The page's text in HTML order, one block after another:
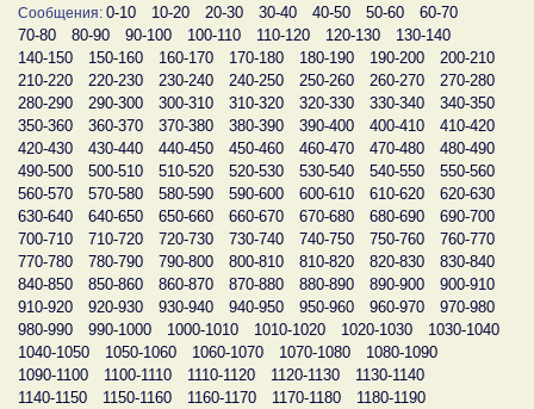
Сообщения: 0-10 10-20 20-30 30-40 40-50 50-60
60-70
70-80
80-90 90-100 100-110 110-120 120-130
130-140
140-150
150-160 160-170 170-180 180-190 190-200
200-210
210-220
220-230 230-240 240-250 250-260 260-270
270-280
280-290
290-300 300-310 310-320 320-330 330-340
340-350
350-360
360-370 370-380 380-390 390-400 400-410
410-420
420-430
430-440 440-450 450-460 460-470 470-480
480-490
490-500
500-510 510-520 520-530 530-540 540-550
550-560
560-570
570-580 580-590 590-600 600-610 610-620
620-630
630-640
640-650 650-660 660-670 670-680 680-690
690-700
700-710
710-720 720-730 730-740 740-750 750-760
760-770
770-780
780-790 790-800 800-810 810-820 820-830
830-840
840-850
850-860 860-870 870-880 880-890 890-900
900-910
910-920
920-930 930-940 940-950 950-960 960-970
970-980
980-990
990-1000 1000-1010 1010-1020 1020-1030
1030-1040
1040-1050
1050-1060 1060-1070 1070-1080
1080-1090
1090-1100
1100-1110 1110-1120 1120-1130
1130-1140
1140-1150
1150-1160 1160-1170 1170-1180
1180-1190